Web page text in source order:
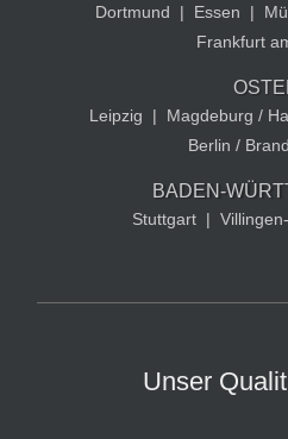
Dortmund | Essen |
Frankfurt
Leipzig | Magdeburg /
Berlin /
BADEN-
Stuttgart |
Unser